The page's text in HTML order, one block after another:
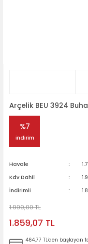
Arçelik BEU 3924
%7
indirim
Havale
Kdv Dahil
İndirimli
1.999,00 TL
1.859,07 TL
464,77 TL'den başlayan